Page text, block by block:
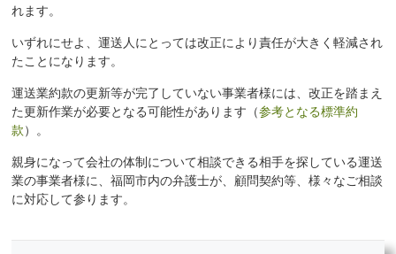
れます。
いずれにせよ、運送人にとっては改正により責任が大きく軽減され
たことになります。
運送業約款の更新等が完了していない事業者様には、改正を踏まえ
た更新作業が必要となる可能性があります（参考となる標準約
款）。
親身になって会社の体制について相談できる相手を探している運送
業の事業者様に、福岡市内の弁護士が、顧問契約等、様々なご相談
に対応して参ります。